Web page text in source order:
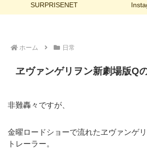
SURPRISENET
ホーム 日常
ヱヴァンゲリヲン新劇場版Q
非難轟々ですが、
金曜ロードショーで流れたヱヴァンゲ
トレーラー。